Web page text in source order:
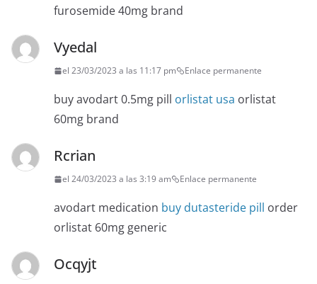
furosemide 40mg brand
Vyedal
el 23/03/2023 a las 11:17 pm Enlace permanente
buy avodart 0.5mg pill orlistat usa orlistat
60mg brand
Rcrian
el 24/03/2023 a las 3:19 am Enlace permanente
avodart medication buy dutasteride pill order
orlistat 60mg generic
Ocqyjt